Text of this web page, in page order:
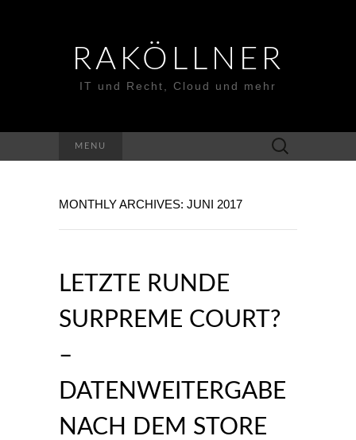
RAKÖLLNER
IT und Recht, Cloud und mehr
MENU
Suchen
nach:
MONTHLY ARCHIVES: JUNI 2017
LETZTE RUNDE
SURPREME COURT?
–
DATENWEITERGABE
NACH DEM STORE